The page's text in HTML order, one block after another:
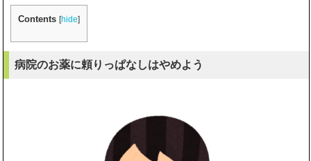
Contents [hide]
病院のお薬に頼りっぱなしはやめよう